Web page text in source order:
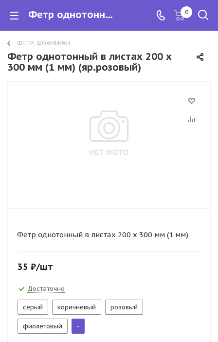
Фетр однотонный в листах 200 х 300 мм (1 мм) 0
ФЕТР, ФОАМИРАН
Фетр однотонный в листах 200 х
300 мм (1 мм) (яр.розовый)
Фетр однотонный в листах 200 х 300 мм (1 мм)
35 ₽/шт
Достаточно
серый коричневый розовый
фиолетовый -